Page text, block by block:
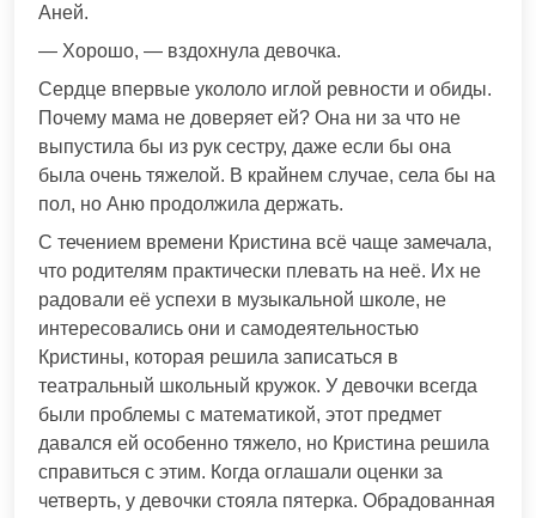
Аней.
— Хорошо, — вздохнула девочка.
Сердце впервые укололо иглой ревности и обиды.
Почему мама не доверяет ей? Она ни за что не
выпустила бы из рук сестру, даже если бы она
была очень тяжелой. В крайнем случае, села бы на
пол, но Аню продолжила держать.
С течением времени Кристина всё чаще замечала,
что родителям практически плевать на неё. Их не
радовали её успехи в музыкальной школе, не
интересовались они и самодеятельностью
Кристины, которая решила записаться в
театральный школьный кружок. У девочки всегда
были проблемы с математикой, этот предмет
давался ей особенно тяжело, но Кристина решила
справиться с этим. Когда оглашали оценки за
четверть, у девочки стояла пятерка. Обрадованная